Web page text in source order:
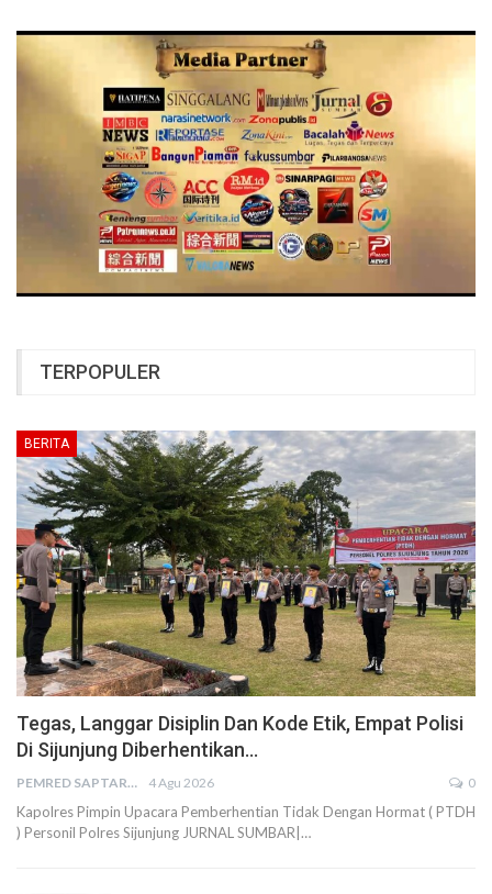
TERPOPULER
BERITA
Tegas, Langgar Disiplin Dan Kode Etik, Empat Polisi
Di Sijunjung Diberhentikan…
PEMRED SAPTARIUS 4 Agu 2026 0
Kapolres Pimpin Upacara Pemberhentian Tidak Dengan Hormat ( PTDH
) Personil Polres Sijunjung JURNAL SUMBAR|…